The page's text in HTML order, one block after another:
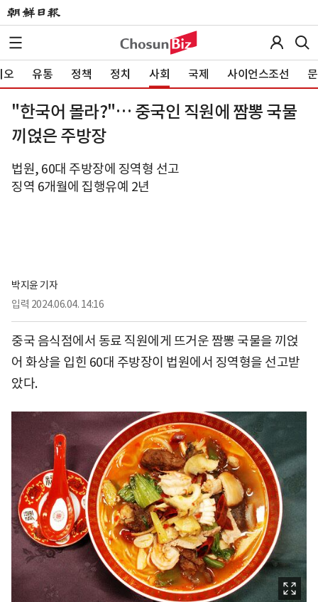
오 유통 정책 정치 사회 국제 사이언스조선
"한국어 몰라?"… 중국인 직원에 짬뽕 국물
끼얹은 주방장
법원, 60대 주방장에 징역형 선고
징역 6개월에 집행유예 2년
박지윤 기자
입력 2024.06.04. 14:16
중국 음식점에서 동료 직원에게 뜨거운 짬뽕 국물을 끼얹
어 화상을 입힌 60대 주방장이 법원에서 징역형을 선고받
았다.